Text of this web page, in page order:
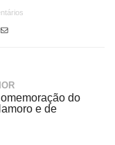
do
e de